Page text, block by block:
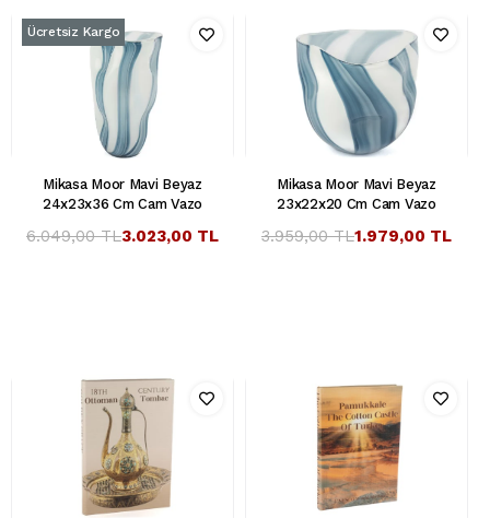
Mikasa Moor Mavi Beyaz
24x23x36 Cm Cam Vazo
3.023,00 TL
6.049,00 TL
Ücretsiz Kargo
Mikasa Moor Mavi Beyaz
23x22x20 Cm Cam Vazo
1.979,00 TL
3.959,00 TL